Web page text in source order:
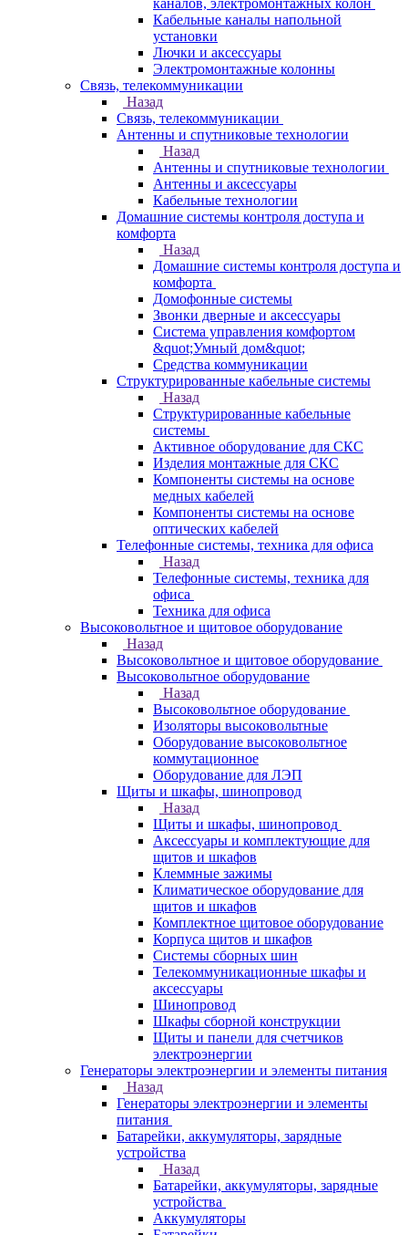
каналов, электромонтажных колон
Кабельные каналы напольной
установки
Лючки и аксессуары
Электромонтажные колонны
Связь, телекоммуникации
Назад
Связь, телекоммуникации
Антенны и спутниковые технологии
Назад
Антенны и спутниковые технологии
Антенны и аксессуары
Кабельные технологии
Домашние системы контроля доступа и
комфорта
Назад
Домашние системы контроля доступа и
комфорта
Домофонные системы
Звонки дверные и аксессуары
Система управления комфортом
&quot;Умный дом&quot;
Средства коммуникации
Структурированные кабельные системы
Назад
Структурированные кабельные
системы
Активное оборудование для СКС
Изделия монтажные для СКС
Компоненты системы на основе
медных кабелей
Компоненты системы на основе
оптических кабелей
Телефонные системы, техника для офиса
Назад
Телефонные системы, техника для
офиса
Техника для офиса
Высоковольтное и щитовое оборудование
Назад
Высоковольтное и щитовое оборудование
Высоковольтное оборудование
Назад
Высоковольтное оборудование
Изоляторы высоковольтные
Оборудование высоковольтное
коммутационное
Оборудование для ЛЭП
Щиты и шкафы, шинопровод
Назад
Щиты и шкафы, шинопровод
Аксессуары и комплектующие для
щитов и шкафов
Клеммные зажимы
Климатическое оборудование для
щитов и шкафов
Комплектное щитовое оборудование
Корпуса щитов и шкафов
Системы сборных шин
Телекоммуникационные шкафы и
аксессуары
Шинопровод
Шкафы сборной конструкции
Щиты и панели для счетчиков
электроэнергии
Генераторы электроэнергии и элементы питания
Назад
Генераторы электроэнергии и элементы
питания
Батарейки, аккумуляторы, зарядные
устройства
Назад
Батарейки, аккумуляторы, зарядные
устройства
Аккумуляторы